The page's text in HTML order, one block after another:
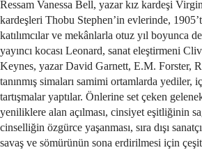
Ressam Vanessa Bell, yazar kız kardeşi
kardeşleri Thobu Stephen’in evlerinde,
katılımcılar ve mekânlarla otuz yıl boyunca
yayıncı kocası Leonard, sanat eleştirmeni
Keynes, yazar David Garnett, E.M. Forster,
tanınmış simaları samimi ortamlarda yediler,
tartışmalar yaptılar. Önlerine set çeken
yeniliklere alan açılması, cinsiyet eşitliğinin
cinselliğin özgürce yaşanması, sıra dışı
savaş ve sömürünün sona erdirilmesi için